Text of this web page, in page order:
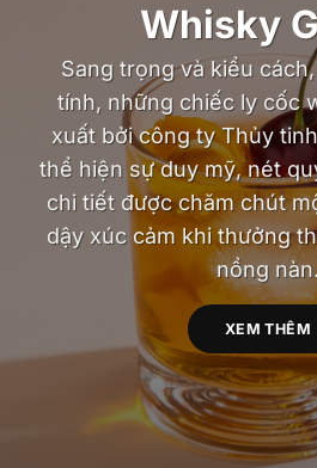
Whisky
Sang trọng và kiểu
tính, những chiếc ly cốc
xuất bởi công ty Thủy
thể hiện sự duy mỹ, nét
chi tiết được chăm chút
dậy xúc cảm khi thưởng
nồng
XEM THÊM